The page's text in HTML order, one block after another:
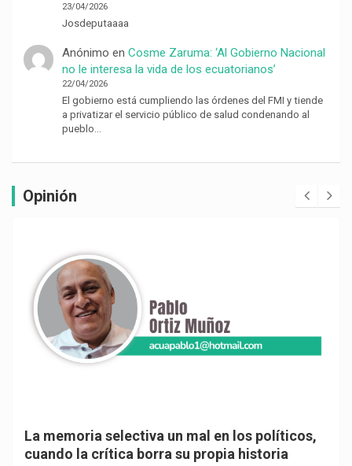
23/04/2026
Josdeputaaaa
Anónimo en Cosme Zaruma: ‘Al Gobierno Nacional
no le interesa la vida de los ecuatorianos’
22/04/2026
El gobierno está cumpliendo las órdenes del FMI y tiende
a privatizar el servicio público de salud condenando al
pueblo…
Opinión
La memoria selectiva un mal en los políticos,
cuando la crítica borra su propia historia